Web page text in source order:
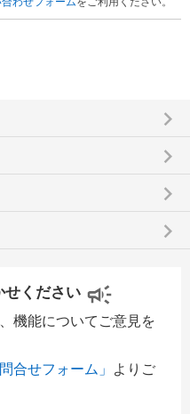
keyboard_arrow_right
keyboard_arrow_right
keyboard_arrow_right
keyboard_arrow_right
せください
機能についてご意見を
問合せフォーム」
よりご